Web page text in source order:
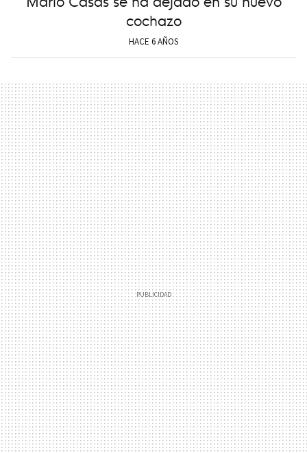
cochazo
HACE 6 AÑOS